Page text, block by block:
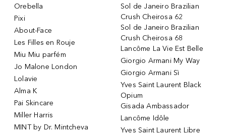
Orebella
Pixi
About-Face
Les Filles en Rouje
Miu Miu parfém
Jo Malone London
Lolavie
Alma K
Pai Skincare
Miller Harris
MINT by Dr. Mintcheva
Sol de Janeiro Brazilian
Crush Cheirosa 62
Sol de Janeiro Brazilian
Crush Cheirosa 68
Lancôme La Vie Est Belle
Giorgio Armani My Way
Giorgio Armani Sì
Yves Saint Laurent Black
Opium
Gisada Ambassador
Lancôme Idôle
Yves Saint Laurent Libre